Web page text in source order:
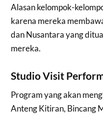
Alasan kelompok-
karena mereka
dan Nusantara yang
mereka.
Studio Visit
Program yang akan
Anteng Kitiran, Bincang